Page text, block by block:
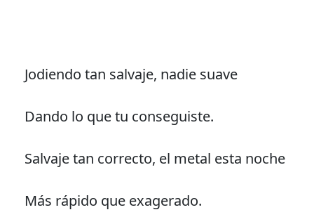
Jodiendo tan salvaje, nadie suave
Dando lo que tu conseguiste.
Salvaje tan correcto, el metal esta noche
Más rápido que exagerado.